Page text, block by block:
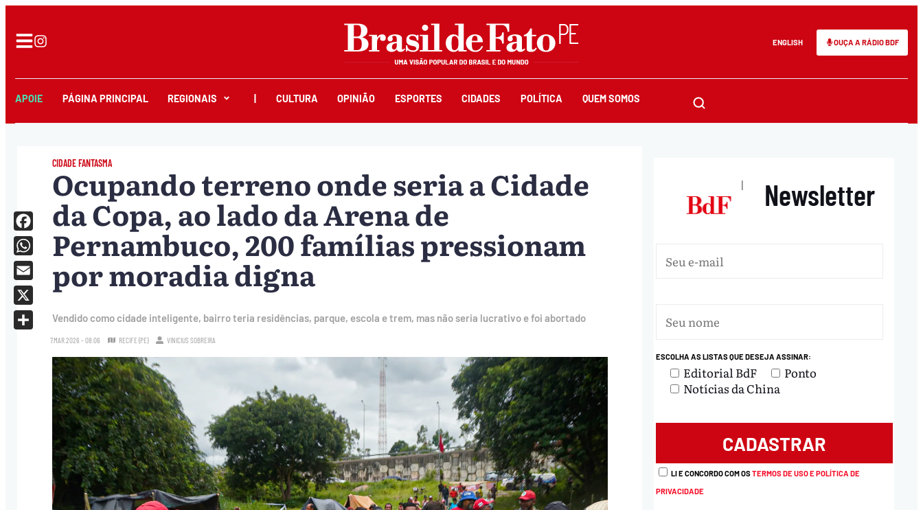
ENGLISH OUÇA A RÁDIO BDF
APOIE PÁGINA PRINCIPAL REGIONAIS CULTURA OPINIÃO ESPORTES CIDADES POLÍTICA QUEM SOMOS
CIDADE FANTASMA
Ocupando terreno onde seria a Cidade
da Copa, ao lado da Arena de
Pernambuco, 200 famílias pressionam
por moradia digna
Vendido como cidade inteligente, bairro teria residências, parque, escola e trem, mas não seria lucrativo e foi abortado
7.MAR.2026 - 08:06 RECIFE (PE) VINICIUS SOBREIRA
Facebook
WhatsApp
Email
X
| Newsletter
ESCOLHA AS LISTAS QUE DESEJA ASSINAR:
Editorial BdF
Ponto
Notícias da China
LI E CONCORDO COM OSTERMOS DE USO E POLÍTICA DE
PRIVACIDADE